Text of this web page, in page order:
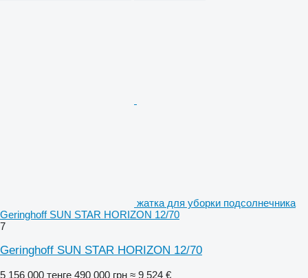
жатка для уборки подсолнечника
Geringhoff SUN STAR HORIZON 12/70
7
Geringhoff SUN STAR HORIZON 12/70
5 156 000 тенге 490 000 грн ≈ 9 524 €